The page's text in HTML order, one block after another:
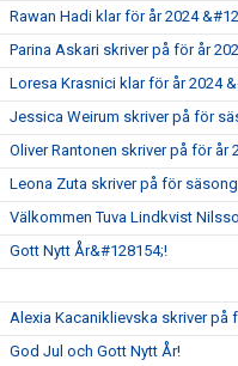
Rawan Hadi klar för år 2024
Parina Askari skriver på för år
Loresa Krasnici klar för år 2024
Jessica Weirum skriver på för
Oliver Rantonen skriver på för år
Leona Zuta skriver på för
Välkommen Tuva Lindkvist
Gott Nytt År&#128154;!
Alexia Kacaniklievska skriver på
God Jul och Gott Nytt År!